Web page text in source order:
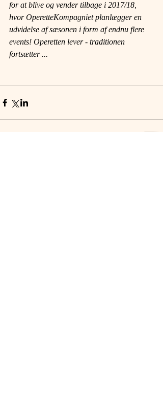
for at blive og vender tilbage i 2017/18,
hvor OperetteKompagniet planlægger en
udvidelse af sæsonen i form af endnu flere
events! Operetten lever - traditionen
fortsætter ...